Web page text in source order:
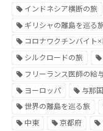
インドネシア横断の旅
ギリシャの離島を巡る
コロナワクチンバイト
シルクロードの旅
フリーランス医師の給
ヨーロッパ
与那
世界の離島を巡る旅
中東
京都府